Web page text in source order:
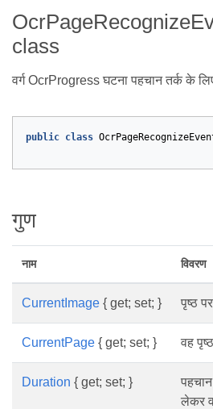
class
वर्ग OcrProgress घटना पहचान तर्क के
public class
गुण
नाम विवरण
CurrentImage { get; set; } पृष्ठ
CurrentPage { get; set; } वह
Duration { get; set; }
लेकर